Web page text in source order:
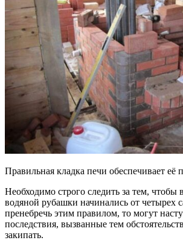
Правильная кладка печи обеспечивает её
Необходимо строго следить за тем, чтобы
водяной рубашки начинались от четырех
пренебречь этим правилом, то могут
последствия, вызванные тем
закипать.